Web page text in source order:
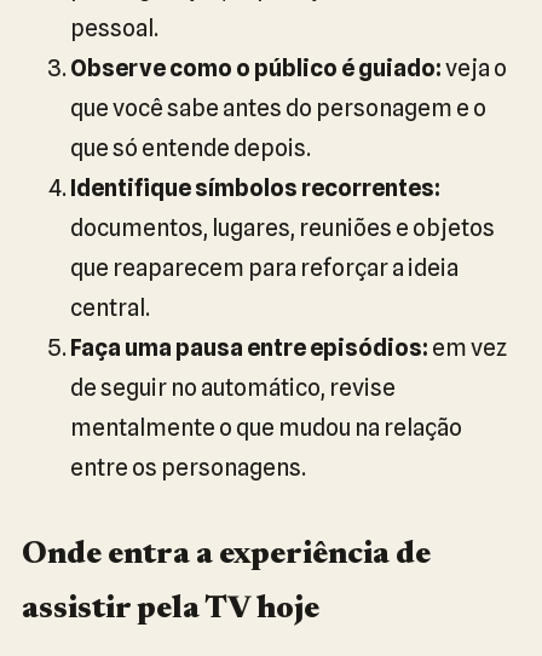
pessoal.
Observe como o público é guiado:veja o
que você sabe antes do personagem e o
que só entende depois.
Identifique símbolos recorrentes:
documentos, lugares, reuniões e objetos
que reaparecem para reforçar a ideia
central.
Faça uma pausa entre episódios: em vez
de seguir no automático, revise
mentalmente o que mudou na relação
entre os personagens.
Onde entra a experiência de
assistir pela TV hoje